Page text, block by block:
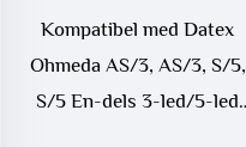
Kompatibel med Datex
Ohmeda AS/3, AS/3, S/5,
S/5 En-dels 3-led/5-led